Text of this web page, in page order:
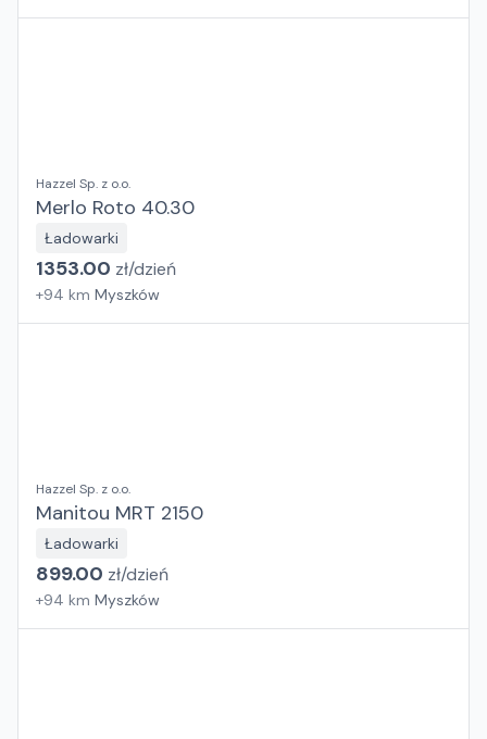
Hazzel Sp. z o.o.
Merlo Roto 40.30
Ładowarki
1353.00 zł/dzień
+94 km Myszków
Hazzel Sp. z o.o.
Manitou MRT 2150
Ładowarki
899.00 zł/dzień
+94 km Myszków